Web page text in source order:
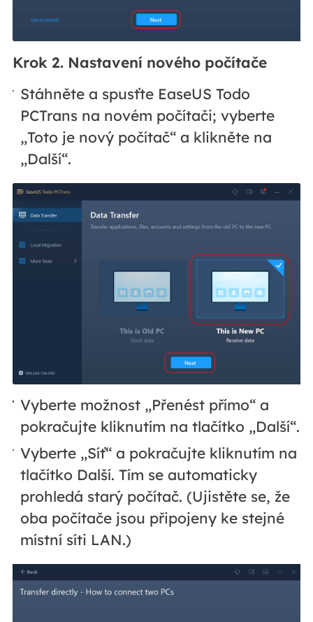
Krok 2. Nastavení nového počítače
Stáhněte a spusťte EaseUS Todo
PCTrans na novém počítači; vyberte
„Toto je nový počítač“ a klikněte na
„Další“.
Vyberte možnost „Přenést přímo“ a
pokračujte kliknutím na tlačítko „Další“.
Vyberte „Síť“ a pokračujte kliknutím na
tlačítko Další. Tím se automaticky
prohledá starý počítač. (Ujistěte se, že
oba počítače jsou připojeny ke stejné
místní síti LAN.)